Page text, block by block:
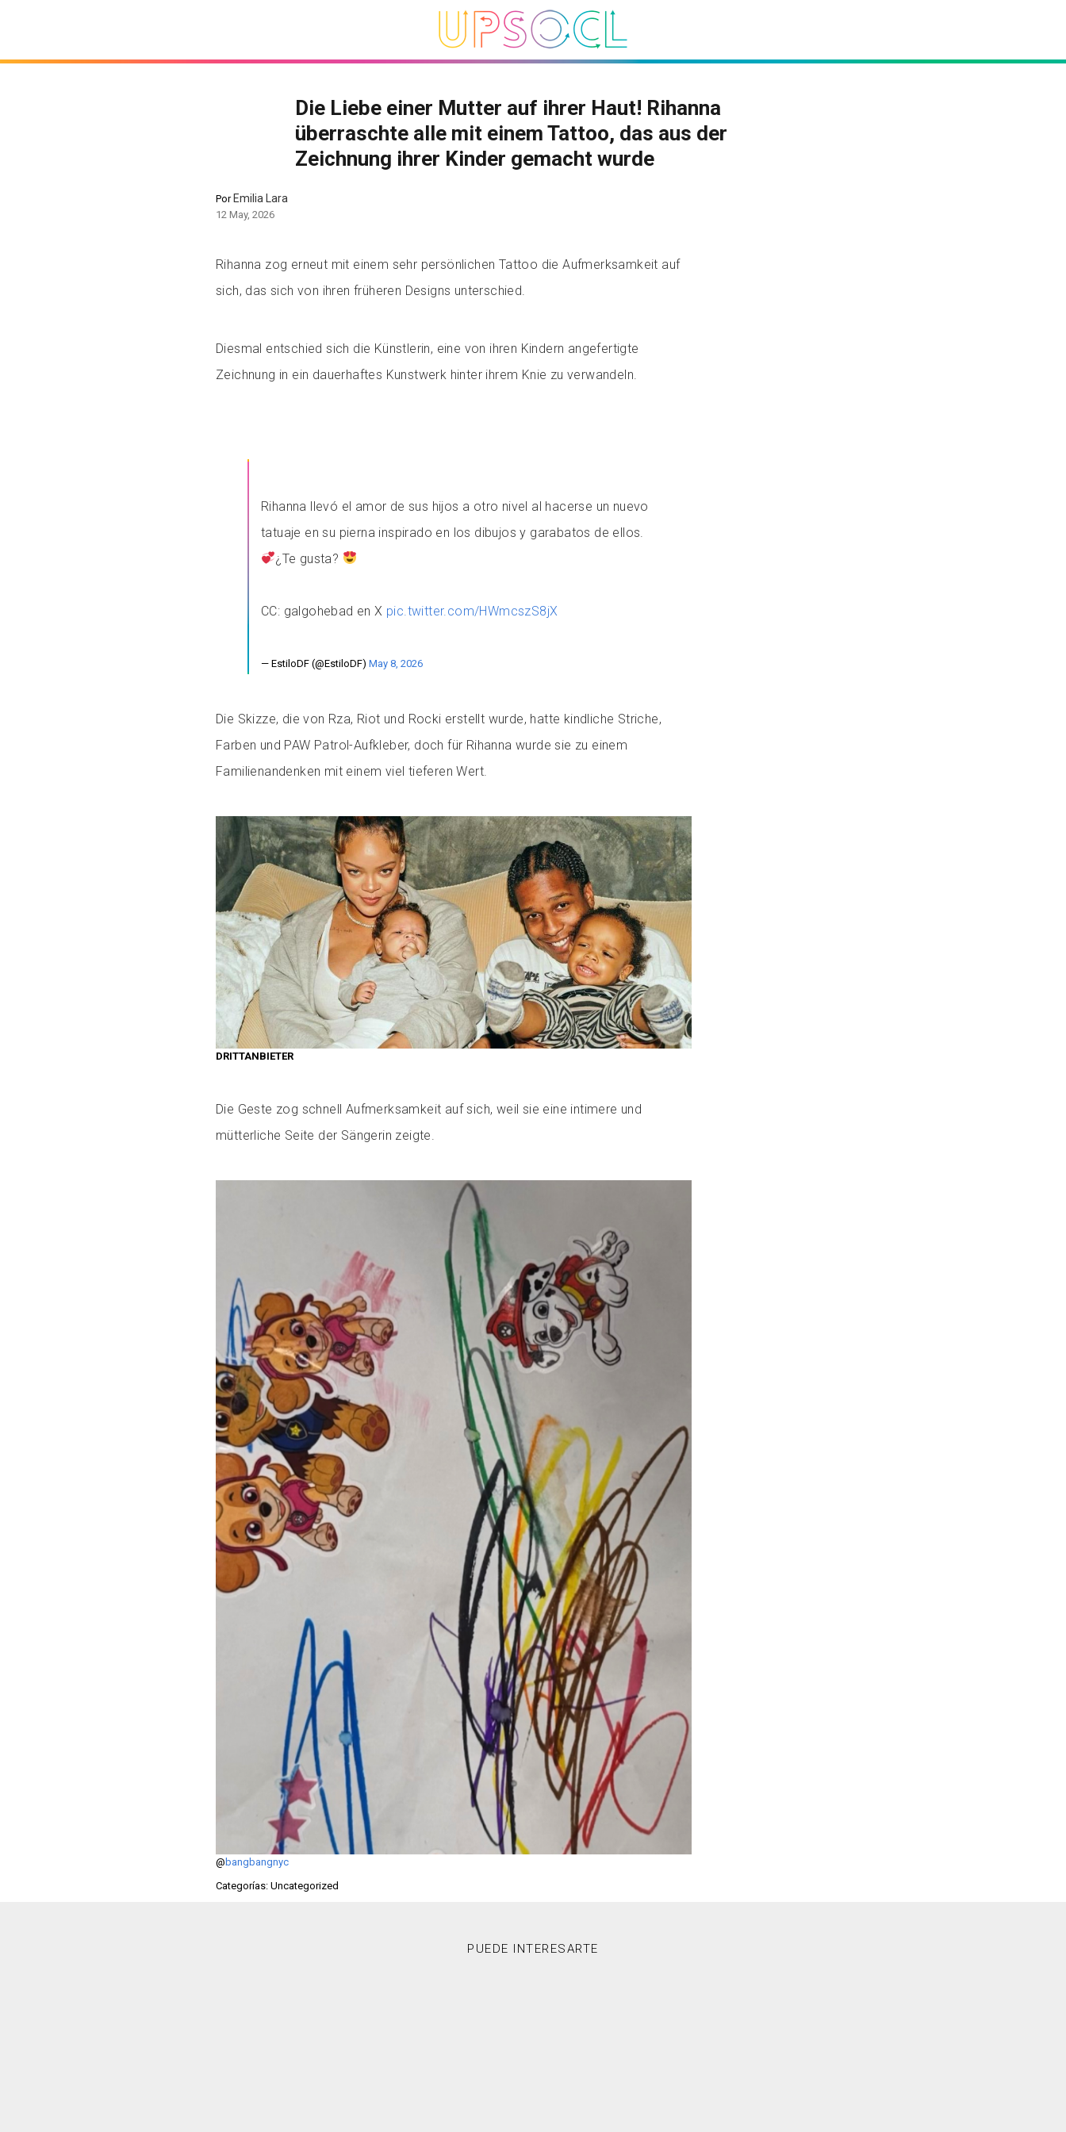
Die Liebe einer Mutter auf ihrer Haut! Rihanna
überraschte alle mit einem Tattoo, das aus der
Zeichnung ihrer Kinder gemacht wurde
PorEmilia Lara
12 May, 2026
Rihanna zog erneut mit einem sehr persönlichen Tattoo die Aufmerksamkeit auf
sich, das sich von ihren früheren Designs unterschied.
Diesmal entschied sich die Künstlerin, eine von ihren Kindern angefertigte
Zeichnung in ein dauerhaftes Kunstwerk hinter ihrem Knie zu verwandeln.
Rihanna llevó el amor de sus hijos a otro nivel al hacerse un nuevo
tatuaje en su pierna inspirado en los dibujos y garabatos de ellos.
¿Te gusta?
CC: galgohebad en X pic.twitter.com/HWmcszS8jX
— EstiloDF (@EstiloDF) May 8, 2026
Die Skizze, die von Rza, Riot und Rocki erstellt wurde, hatte kindliche Striche,
Farben und PAW Patrol-Aufkleber, doch für Rihanna wurde sie zu einem
Familienandenken mit einem viel tieferen Wert.
DRITTANBIETER
Die Geste zog schnell Aufmerksamkeit auf sich, weil sie eine intimere und
mütterliche Seite der Sängerin zeigte.
@ bangbangnyc
Categorías: Uncategorized
PUEDE INTERESARTE